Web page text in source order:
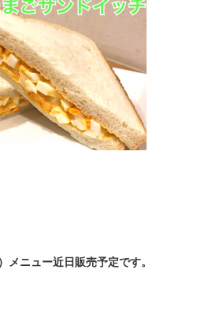
ニュー近日販売予定です。